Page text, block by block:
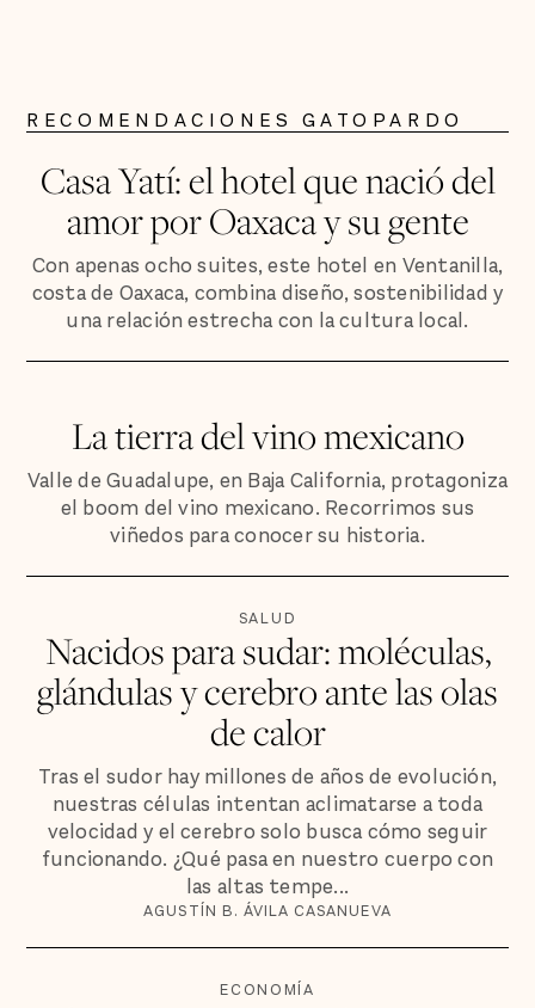
RECOMENDACIONES GATOPARDO
Casa Yatí: el hotel que nació del
amor por Oaxaca y su gente
Con apenas ocho suites, este hotel en Ventanilla,
costa de Oaxaca, combina diseño, sostenibilidad y
una relación estrecha con la cultura local.
La tierra del vino mexicano
Valle de Guadalupe, en Baja California, protagoniza
el boom del vino mexicano. Recorrimos sus
viñedos para conocer su historia.
SALUD
Nacidos para sudar: moléculas,
glándulas y cerebro ante las olas
de calor
Tras el sudor hay millones de años de evolución,
nuestras células intentan aclimatarse a toda
velocidad y el cerebro solo busca cómo seguir
funcionando. ¿Qué pasa en nuestro cuerpo con
las altas tempe...
AGUSTÍN B. ÁVILA CASANUEVA
ECONOMÍA